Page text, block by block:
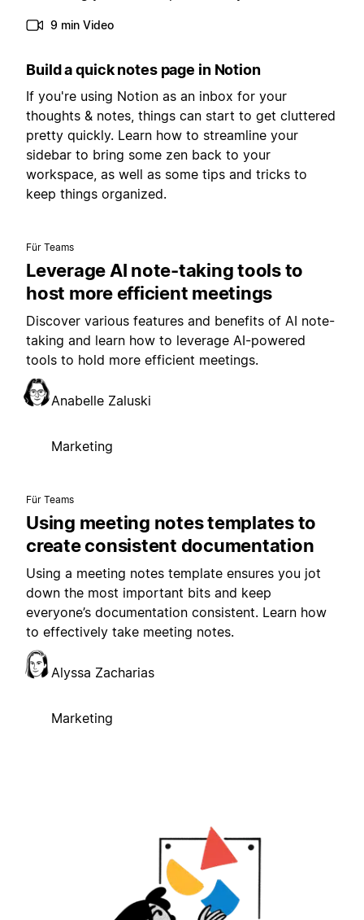
9 min Video
Build a quick notes page in Notion
If you're using Notion as an inbox for your
thoughts & notes, things can start to get cluttered
pretty quickly. Learn how to streamline your
sidebar to bring some zen back to your
workspace, as well as some tips and tricks to
keep things organized.
Für Teams
Leverage AI note-taking tools to
host more efficient meetings
Discover various features and benefits of AI note-
taking and learn how to leverage AI-powered
tools to hold more efficient meetings.
Anabelle Zaluski
Marketing
Für Teams
Using meeting notes templates to
create consistent documentation
Using a meeting notes template ensures you jot
down the most important bits and keep
everyone’s documentation consistent. Learn how
to effectively take meeting notes.
Alyssa Zacharias
Marketing